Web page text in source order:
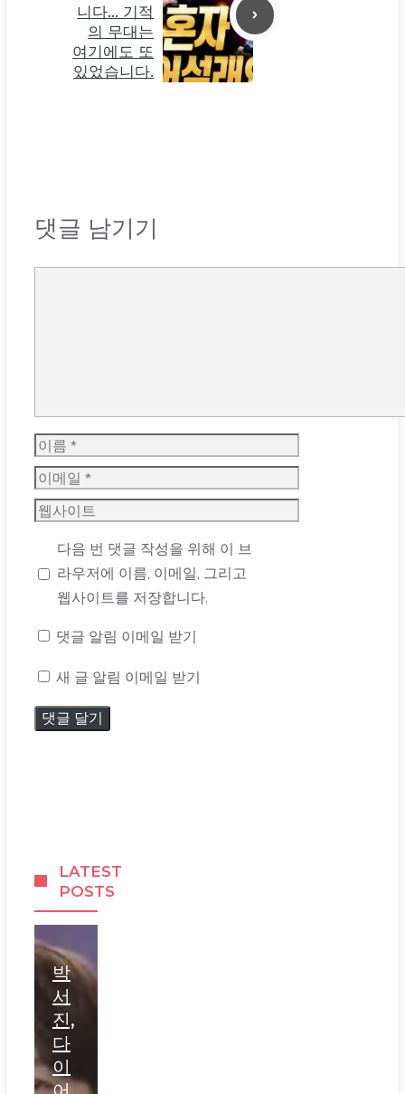
니다… 기적
의 무대는
여기에도 또
있었습니다.
댓글 남기기
이
름
이
메
일
웹
트
다음 번 댓글 작성을 위해 이 브
라우저에 이름, 이메일, 그리고
웹사이트를 저장합니다.
댓글 알림 이메일 받기
새 글 알림 이메일 받기
LATEST
POSTS
박
서
진,
다
이